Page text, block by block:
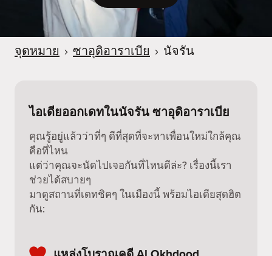
จุดหมาย › ซาอุดิอาราเบีย › นัจรัน
ไอเดียออกเดทในนัจรัน ซาอุดิอาราเบีย
คุณรู้อยู่แล้วว่าที่ๆ ดีที่สุดที่จะหาเพื่อนใหม่ใกล้คุณ
คือที่ไหน
แต่ว่าคุณจะนัดไปเจอกันที่ไหนดีล่ะ? เรื่องนี้เรา
ช่วยได้สบายๆ
มาดูสถานที่เดทชิคๆ ในเมืองนี้ พร้อมไอเดียสุดฮิต
กัน: